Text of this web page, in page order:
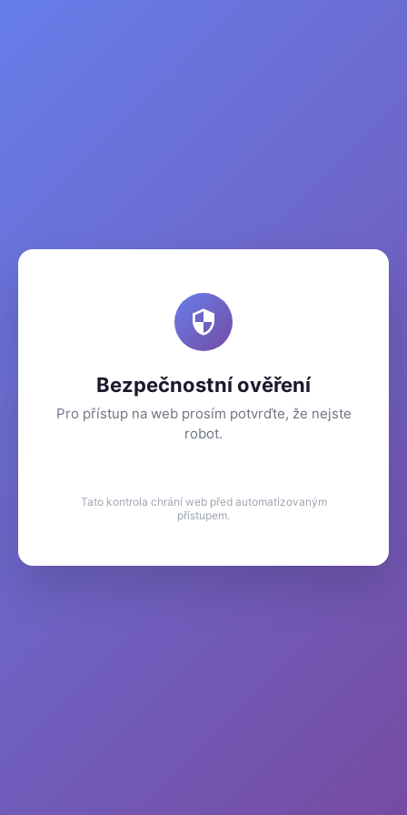
Bezpečnostní ověření
Pro přístup na web prosím potvrďte, že nejste
robot.
Tato kontrola chrání web před automatizovaným
přístupem.